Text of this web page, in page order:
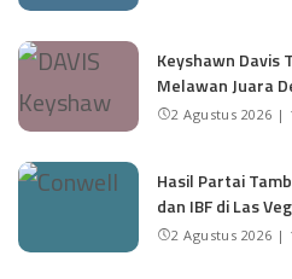
Keyshawn Davis
Melawan Juara
2 Agustus 2026 |
Hasil Partai
dan IBF di Las
2 Agustus 2026 |